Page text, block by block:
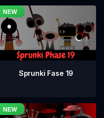
Sprunki Fase 19